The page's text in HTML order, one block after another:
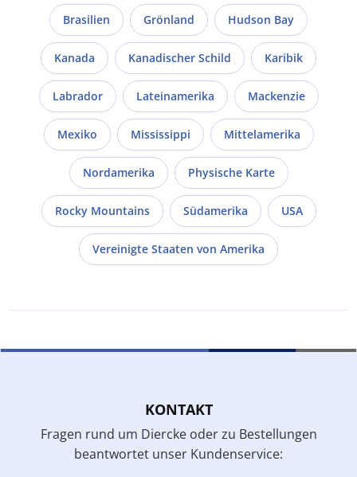
Brasilien Grönland Hudson Bay
Kanada Kanadischer Schild Karibik
Labrador Lateinamerika Mackenzie
Mexiko Mississippi Mittelamerika
Nordamerika Physische Karte
Rocky Mountains Südamerika USA
Vereinigte Staaten von Amerika
KONTAKT
Fragen rund um Diercke oder zu Bestellungen
beantwortet unser Kundenservice: